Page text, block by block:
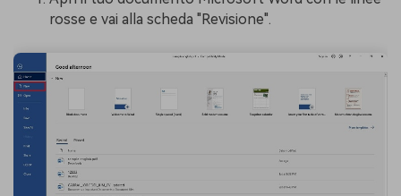
rosse e vai alla scheda "Revisione".